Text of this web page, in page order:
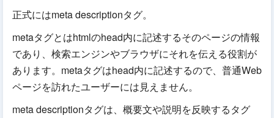
正式にはmeta descriptionタグ。
metaタグとはhtmlのhead内に記述するそのページの情報
であり、検索エンジンやブラウザにそれを伝える役割が
あります。metaタグはhead内に記述するので、普通Web
ページを訪れたユーザーには見えません。
meta descriptionタグは、概要文や説明を反映するタグ